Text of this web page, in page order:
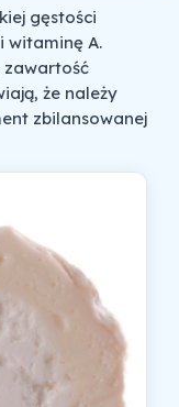
gęstości
witaminę A.
zawartość
że należy
zbilansowanej